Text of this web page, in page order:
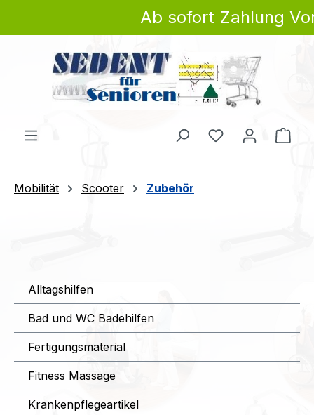
Zum Hauptinhalt springenAb sofort Zahlung
Du hast 0
Mobilität Scooter Zubehör
Alltagshilfen
Bad und WC Badehilfen
Fertigungsmaterial
Fitness Massage
Krankenpflegeartikel